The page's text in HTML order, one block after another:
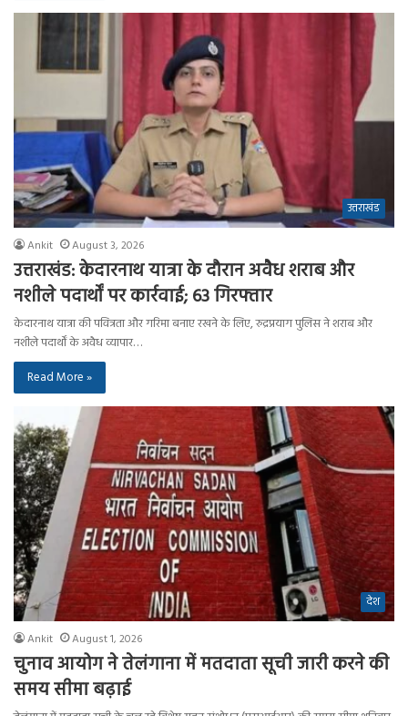
उत्तराखंड
Ankit August 3, 2026
उत्तराखंड: केदारनाथ यात्रा के दौरान अवैध शराब और
नशीले पदार्थों पर कार्रवाई; 63 गिरफ्तार
केदारनाथ यात्रा की पवित्रता और गरिमा बनाए रखने के लिए, रुद्रप्रयाग पुलिस ने शराब और
नशीले पदार्थों के अवैध व्यापार…
Read More »
देश
Ankit August 1, 2026
चुनाव आयोग ने तेलंगाना में मतदाता सूची जारी करने की
समय सीमा बढ़ाई